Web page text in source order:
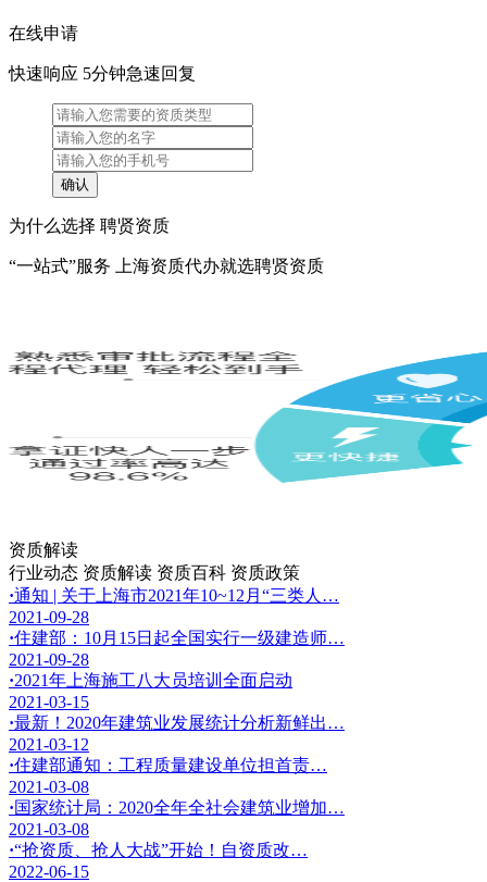
在线申请
快速响应 5分钟急速回复
为什么选择 聘贤资质
“一站式”服务 上海资质代办就选聘贤资质
资质解读
行业动态 资质解读 资质百科 资质政策
·通知 | 关于上海市2021年10~12月“三类人…
2021-09-28
·住建部：10月15日起全国实行一级建造师…
2021-09-28
·2021年上海施工八大员培训全面启动
2021-03-15
·最新！2020年建筑业发展统计分析新鲜出…
2021-03-12
·住建部通知：工程质量建设单位担首责…
2021-03-08
·国家统计局：2020全年全社会建筑业增加…
2021-03-08
·“抢资质、抢人大战”开始！自资质改…
2022-06-15